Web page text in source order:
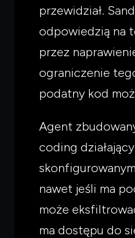
przewidział.
odpowiedzią na
przez
ograniczenie
podatny kod
Agent
coding
nawet jeśli ma
może
ma dostępu do